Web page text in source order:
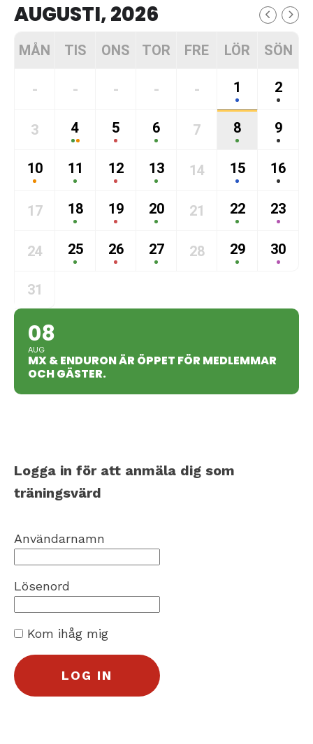
AUGUSTI, 2026
MÅN TIS ONS TOR FRE LÖR SÖN
- - - - - 1 2
3 4 5 6 7 8 9
10 11 12 13 14 15 16
17 18 19 20 21 22 23
24 25 26 27 28 29 30
31
08
AUG
MX & ENDURON ÄR ÖPPET FÖR MEDLEMMAR
OCH GÄSTER.
Logga in för att anmäla dig som
träningsvärd
Användarnamn
Lösenord
Kom ihåg mig